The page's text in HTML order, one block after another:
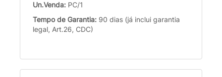
Un.Venda: PC/1
Tempo de Garantia: 90 dias (já inclui garantia
legal, Art.26, CDC)